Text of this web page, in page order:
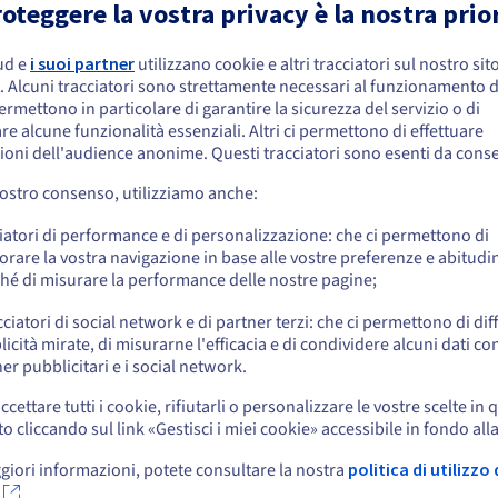
nostri server e utilizzare la
applicazione. L’attivazione
consente l’elaborazione di
al tempo stesso la riservatezza
L’apprendimento federato è
che preserva la
decentralizzati, il tutto senza
non sono quindi esposte alle
costruire un modello più preciso.
Opzioni e servizi inclusi
Intel® SGX (processore
Numerose opzioni di
Banda passante
RAM
96 GBa576 GB Storage
2 x 960 GB-
8 x 7,68 TB
Banda
passante
5 Gbps
Privata 25 Gbps
8224P
RAM
96 GBa576 GB Storage
2 x 960 GB-
8 x 7,68 TB
Banda
Pubblica 1 Gbps -
5 Gbps
RAM
128 GB a1 TB Storage
2 x 960 GB -
2 x 960 GB+2 x
15,36 TB
Banda
passante
Pubblica
1 Gbps -
5 Gbps
Privata 25 Gbps
RAM
128 GBa1 TB Storage
2 x 1,92 TB -
6 x 7,68 TB
Banda
Pubblica 1 Gbps -
25 Gbps
128 GBa1 TB 2 x 1,92 TB-
passante
Pubblica 1 Gbps -
25 Gbps
Privata
che la tua localizzazione sia Stati
un ordine da Stati Uniti, è necessario accedere al sito web del
un account.
us.ovhcloud.com/bare-metal Inglese USD - $
sul sito web attuale
Seleziona un altro sito web
la vostra privacy è la nostra
ei suoi partner utilizzano cookie e altri tracciatori sul nostro sito
Alcuni tracciatori sono strettamente necessari al funzionamento
in particolare di garantire la sicurezza del servizio o di
alcune funzionalità essenziali. Altri ci permettono di effettuare
dell'audience anonime. Questi tracciatori sono esenti da
consenso, utilizziamo anche:
di performance e di personalizzazione: che ci permettono di
la vostra navigazione in base alle vostre preferenze e
di misurare la performance delle nostre pagine;
di social network e di partner terzi: che ci permettono di
mirate, di misurarne l'efficacia e di condividere alcuni dati
pubblicitari e i social network.
tutti i cookie, rifiutarli o personalizzare le vostre scelte in
cliccando sul link «Gestisci i miei cookie» accessibile in fondo
informazioni, potete consultare la nostra politica di utilizzo